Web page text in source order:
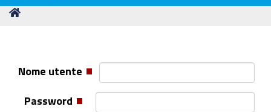
Commercio
Tu
Nome utente
Password